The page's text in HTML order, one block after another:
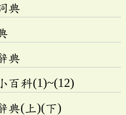
典
典
百科(1)~(12)
典(上)(下)